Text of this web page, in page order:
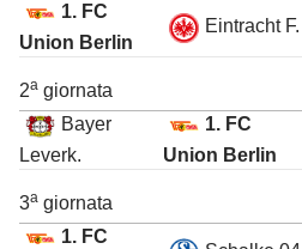
1. FC
Union Berlin
Eintracht F.
2a giornata
Bayer
Leverk.
1. FC
Union Berlin
3a giornata
1. FC